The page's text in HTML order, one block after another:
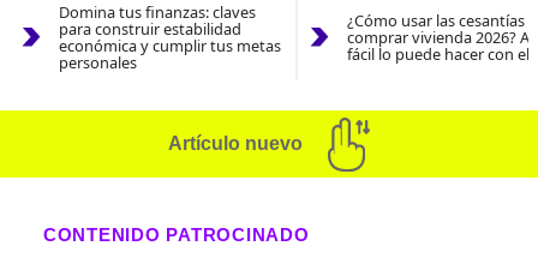
Domina tus finanzas: claves
para construir estabilidad
económica y cumplir tus metas
personales
¿Cómo usar las cesantías
comprar vivienda 2026?
fácil lo puede hacer con el
Artículo nuevo
CONTENIDO PATROCINADO